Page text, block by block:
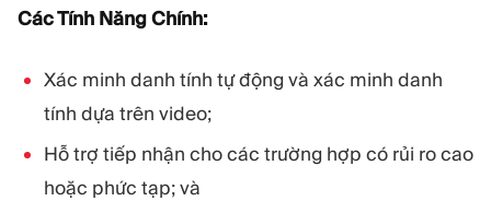
Các Tính Năng Chính:
Xác minh danh tính tự động và xác minh danh
tính dựa trên video;
Hỗ trợ tiếp nhận cho các trường hợp có rủi ro cao
hoặc phức tạp; và